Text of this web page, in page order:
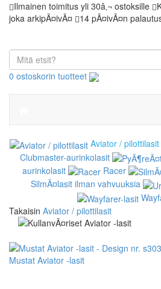
Ilmainen toimitus yli 30â‚¬ ostoksille
joka arkipÃ¤ivÃ¤
14 pÃ¤ivÃ¤n
0 ostoskorin tuotteet
Aviator / pilottilasit
Clubmaster-aurinkolasit
aurinkolasit
Racer
SilmÃ¤lasit ilman vahvuuksia
Takaisin Aviator / pilottilasit
Mustat Aviator -lasit